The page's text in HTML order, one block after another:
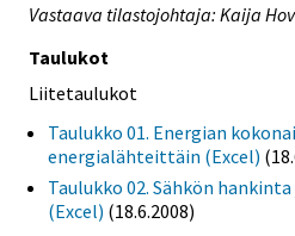
Vastaava tilastojohtaja: Kaija
Taulukot
Liitetaulukot
Taulukko 01. Energian
energialähteittäin (Excel)
Taulukko 02. Sähkön
(Excel) (18.6.2008)